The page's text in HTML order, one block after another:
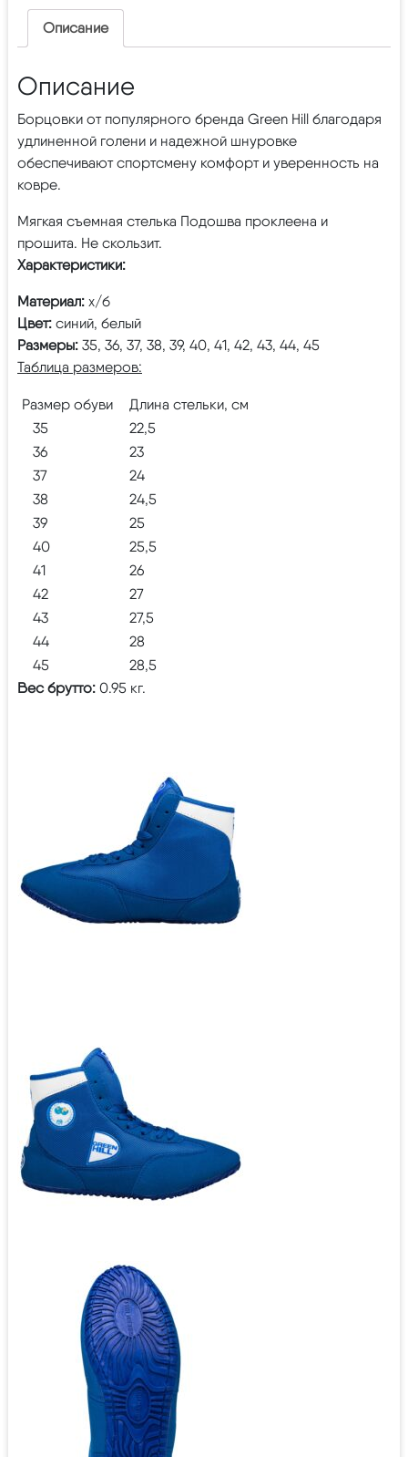
Описание
Описание
Борцовки от популярного бренда Green Hill благодаря
удлиненной голени и надежной шнуровке
обеспечивают спортсмену комфорт и уверенность на
ковре.
Мягкая съемная стелька Подошва проклеена и
прошита. Не скользит.
Характеристики:
Материал: х/б
Цвет: синий, белый
Размеры: 35, 36, 37, 38, 39, 40, 41, 42, 43, 44, 45
Таблица размеров:
Размер обуви
Длина стельки, см
35
22,5
36
23
37
24
38
24,5
39
25
40
25,5
41
26
42
27
43
27,5
44
28
45
28,5
Вес брутто: 0.95 кг.